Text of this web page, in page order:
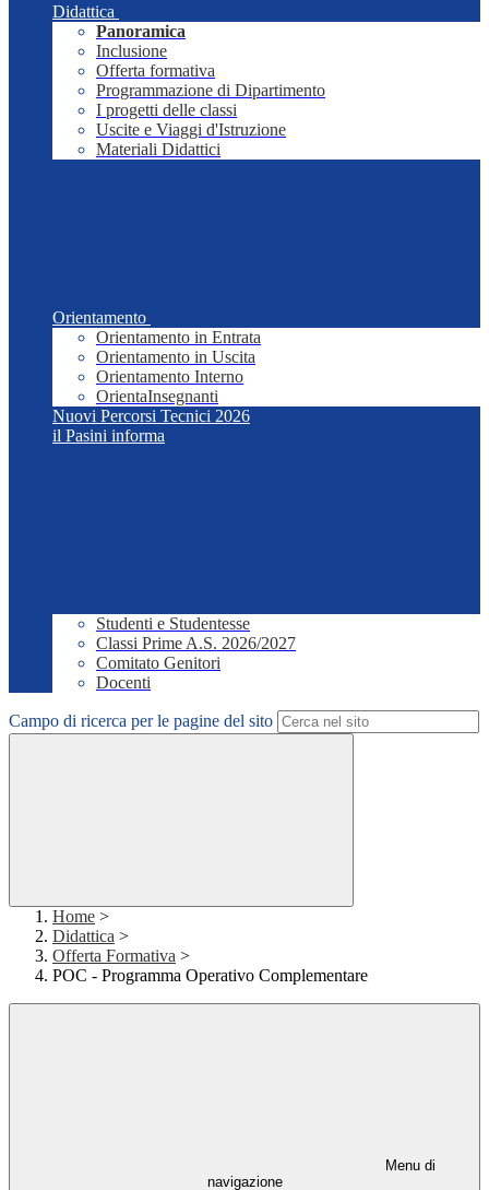
Didattica
Panoramica
Inclusione
Offerta formativa
Programmazione di Dipartimento
I progetti delle classi
Uscite e Viaggi d'Istruzione
Materiali Didattici
Orientamento
Orientamento in Entrata
Orientamento in Uscita
Orientamento Interno
OrientaInsegnanti
Nuovi Percorsi Tecnici 2026
il Pasini informa
Studenti e Studentesse
Classi Prime A.S. 2026/2027
Comitato Genitori
Docenti
Campo di ricerca per le pagine del sito
Home >
Didattica >
Offerta Formativa >
POC - Programma Operativo Complementare
Menu di
navigazione